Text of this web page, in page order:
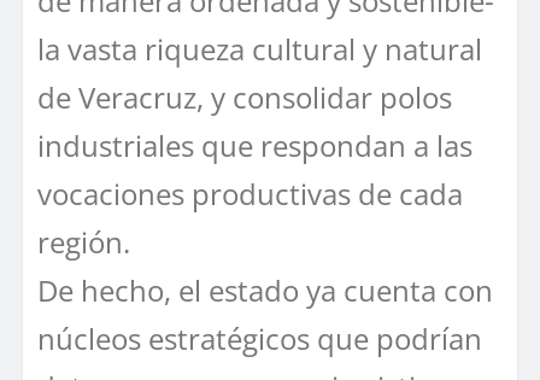
la vasta riqueza cultural y natural
de Veracruz, y consolidar polos
industriales que respondan a las
vocaciones productivas de cada
región.
De hecho, el estado ya cuenta con
núcleos estratégicos que podrían